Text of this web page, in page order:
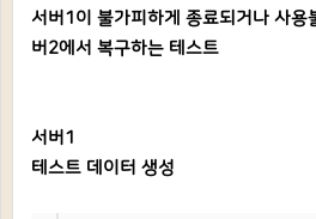
서버1이 불가피하게 종료되거나 사용
버2에서 복구하는 테스트
서버1
테스트 데이터 생성